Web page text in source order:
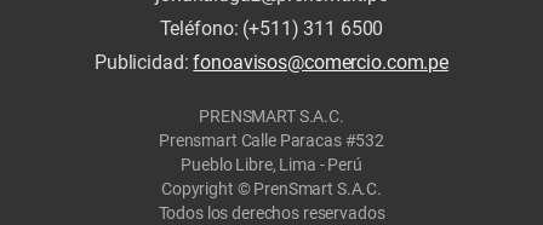
Teléfono: (+511) 311 6500
Publicidad:fonoavisos@comercio.com.pe
PRENSMART S.A.C.
Prensmart Calle Paracas #532
Pueblo Libre, Lima - Perú
Copyright © PrenSmart S.A.C.
Todos los derechos reservados